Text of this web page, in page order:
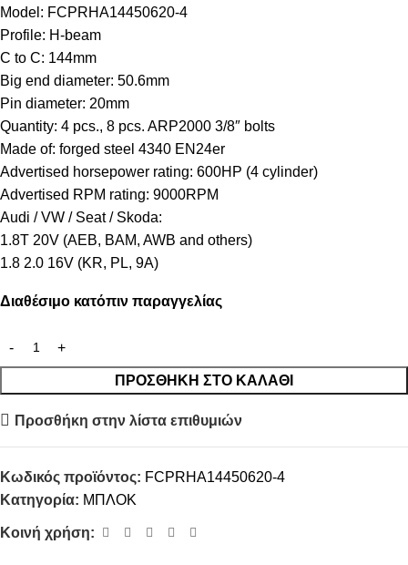
Model: FCPRHA14450620-4
Profile: H-beam
C to C: 144mm
Big end diameter: 50.6mm
Pin diameter: 20mm
Quantity: 4 pcs., 8 pcs. ARP2000 3/8″ bolts
Made of: forged steel 4340 EN24er
Advertised horsepower rating: 600HP (4 cylinder)
Advertised RPM rating: 9000RPM
Audi / VW / Seat / Skoda:
1.8T 20V (AEB, BAM, AWB and others)
1.8 2.0 16V (KR, PL, 9A)
Διαθέσιμο κατόπιν παραγγελίας
ΠΡΟΣΘΉΚΗ ΣΤΟ ΚΑΛΆΘΙ
Προσθήκη στην λίστα επιθυμιών
Κωδικός προϊόντος: FCPRHA14450620-4
Κατηγορία: ΜΠΛΟΚ
Κοινή χρήση: